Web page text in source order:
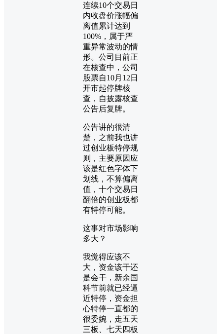
连续10个交易日
内收盘价涨幅偏
离值累计达到
100%，属于严
重异常波动的情
形。公司目前正
在核查中，公司
股票自10月12日
开市起停牌核
查，自披露核查
公告后复牌。
公告讲的很清
楚，之前我也讲
过创业板特停规
则，主要原因应
该是红色字体下
划线，不算偏离
值，十个交易日
翻倍的创业板都
有特停可能。
这事对市场影响
多大？
我觉得应该不
大，资金该干还
是会干，新余国
科节前就已经逼
近特停，资金担
心特停一直都的
很委婉，走五天
三板、七天四板